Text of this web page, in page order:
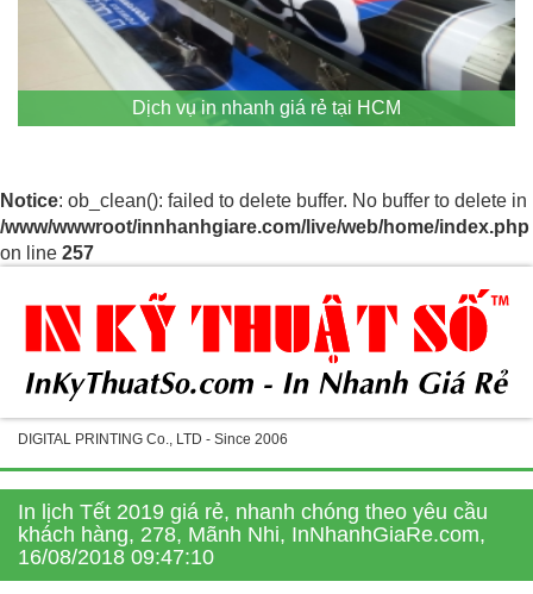
Dịch vụ in nhanh giá rẻ tại HCM
Notice: ob_clean(): failed to delete buffer. No buffer to delete in
/www/wwwroot/innhanhgiare.com/live/web/home/index.php
on line 257
DIGITAL PRINTING Co., LTD - Since 2006
In lịch Tết 2019 giá rẻ, nhanh chóng theo yêu cầu
khách hàng, 278, Mãnh Nhi, InNhanhGiaRe.com,
16/08/2018 09:47:10